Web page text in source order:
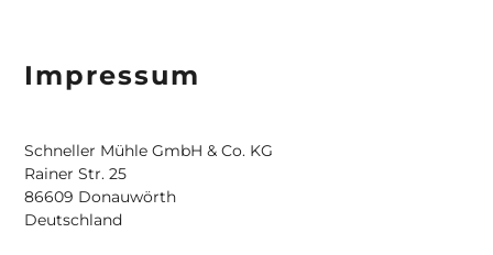
Impressum
Schneller Mühle GmbH & Co. KG
Rainer Str. 25
86609 Donauwörth
Deutschland